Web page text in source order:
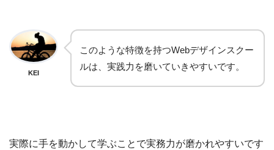
KEI
このような特徴を持つWebデザインスクー
ルは、実践力を磨いていきやすいです。
実際に手を動かして学ぶことで実務力が磨かれやすいです